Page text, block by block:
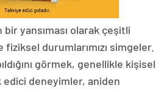
bir yansıması olarak çeşitli
durumlarımızı simgeler.
görmek, genellikle kişisel
edici deneyimler, aniden